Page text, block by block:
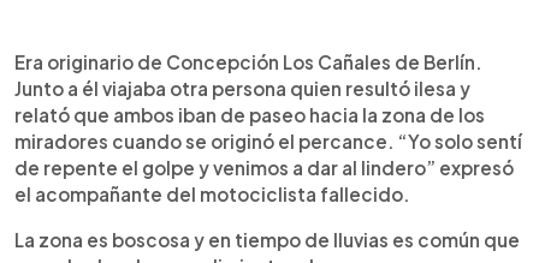
Era originario de Concepción Los Cañales de Berlín.
Junto a él viajaba otra persona quien resultó ilesa y
relató que ambos iban de paseo hacia la zona de los
miradores cuando se originó el percance. “Yo solo sentí
de repente el golpe y venimos a dar al lindero” expresó
el acompañante del motociclista fallecido.
La zona es boscosa y en tiempo de lluvias es común que